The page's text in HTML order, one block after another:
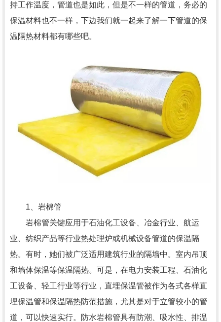
持工作温度，管道也是如此，但是不一样的管道，务必的
保温材料也不一样，下边我们就一起来了解一下管道的保
温隔热材料都有哪些吧。
1、岩棉管
岩棉管关键应用于石油化工设备、冶金行业、航运
业、纺织产品等行业热处理炉或机械设备管道的保温隔
热。有时，她们被广泛适用建筑行业的隔墙中。室内吊顶
和墙体保温等保温隔热。可是，在电力安装工程、石油化
工设备、轻工行业等行业，直埋保温管被作为各式各样直
埋保温管和保温隔热防范措施，尤其是对于立管较小的管
道，可以快速实行。防水岩棉管具有防潮、吸水性、排温